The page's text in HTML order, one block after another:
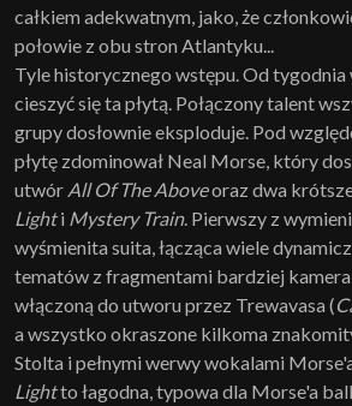
całkiem adekwatnym, jako, że
połowie z obu stron Atlantyku...
Tyle historycznego wstępu. Od tygodnia
cieszyć się ta płytą. Połączony talent
grupy dosłownie eksploduje. Pod
płytę zdominował Neal Morse, który
utwór All Of The Aboveoraz dwa
Lighti Mystery Train. Pierwszy z
wyśmienita suita, łącząca wiele
tematów z fragmentami bardziej
włączoną do utworu przez Trewavasa (
a wszystko okraszone kilkoma
Stolta i pełnymi werwy wokalami
Lightto łagodna, typowa dla Morse'a